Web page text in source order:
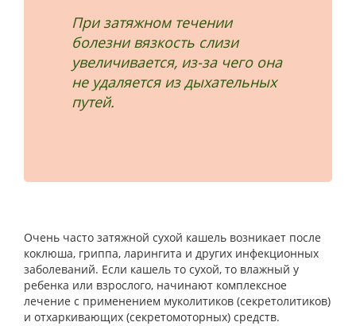
При затяжном течении
болезни вязкость слизи
увеличивается, из-за чего она
не удаляется из дыхательных
путей.
Очень часто затяжной сухой кашель возникает после
коклюша, гриппа, ларингита и других инфекционных
заболеваний. Если кашель то сухой, то влажный у
ребенка или взрослого, начинают комплексное
лечение с применением муколитиков (секретолитиков)
и отхаркивающих (секретомоторных) средств.